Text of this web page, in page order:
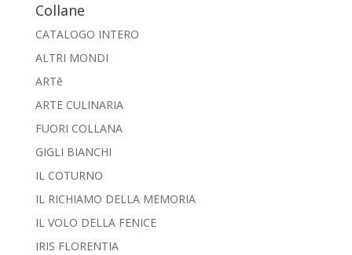
Collane
CATALOGO INTERO
ALTRI MONDI
ARTē
ARTE CULINARIA
FUORI COLLANA
GIGLI BIANCHI
IL COTURNO
IL RICHIAMO DELLA MEMORIA
IL VOLO DELLA FENICE
IRIS FLORENTIA